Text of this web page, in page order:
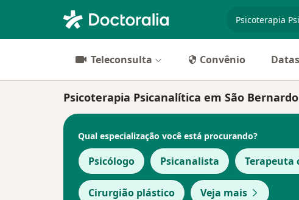
especialidade,
Teleconsulta Convênio
Psicoterapia Psicanalítica em São
Qual especialização você está procurando?
Psicólogo Psicanalista Terapeuta
Cirurgião plástico Veja mais